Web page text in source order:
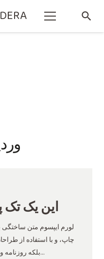
search
این یک
لورم ایپسوم متن ساختگی
چاپ، و با استفاده از
بلکه روزنامه و مجله در ستون و سطرآنچنان که…